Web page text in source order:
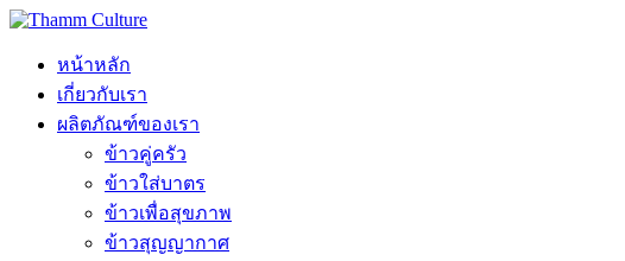
หน้าหลัก
เกี่ยวกับเรา
ผลิตภัณฑ์ของเรา
ข้าวคู่ครัว
ข้าวใส่บาตร
ข้าวเพื่อสุขภาพ
ข้าวสุญญากาศ